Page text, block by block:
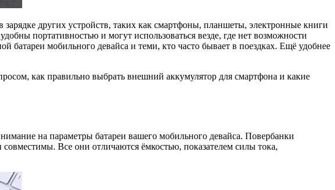
зарядке других устройств, таких как смартфоны, планшеты, электронные книги
портативностью и могут использоваться везде, где нет возможности
батареи мобильного девайса и теми, кто часто бывает в поездках. Ещё удобнее
как правильно выбрать внешний аккумулятор для смартфона и какие
на параметры батареи вашего мобильного девайса. Повербанки
Все они отличаются ёмкостью, показателем силы тока,